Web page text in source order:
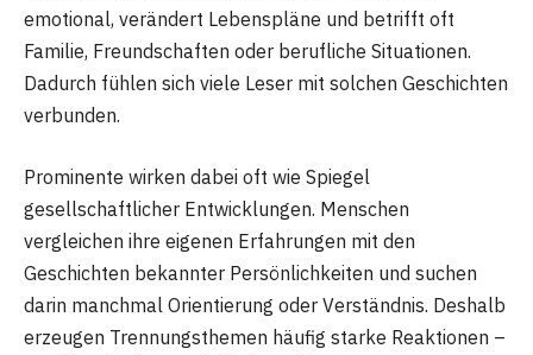
emotional, verändert Lebenspläne und betrifft oft
Familie, Freundschaften oder berufliche Situationen.
Dadurch fühlen sich viele Leser mit solchen Geschichten
verbunden.
Prominente wirken dabei oft wie Spiegel
gesellschaftlicher Entwicklungen. Menschen
vergleichen ihre eigenen Erfahrungen mit den
Geschichten bekannter Persönlichkeiten und suchen
darin manchmal Orientierung oder Verständnis. Deshalb
erzeugen Trennungsthemen häufig starke Reaktionen –